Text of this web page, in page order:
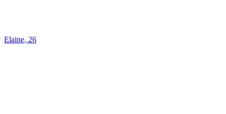
Elaine, 26